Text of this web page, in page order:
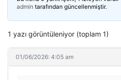
admin tarafından güncellenmiştir.
1 yazı görüntüleniyor (toplam 1)
01/06/2026: 4:05 am